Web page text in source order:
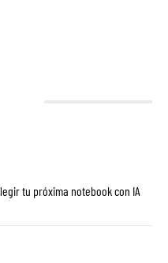
tu próxima notebook con IA